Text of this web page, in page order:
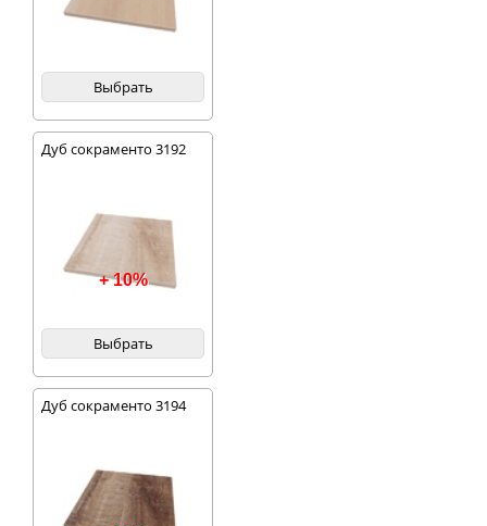
Выбрать
Дуб сокраменто 3192
+ 10%
Выбрать
Дуб сокраменто 3194